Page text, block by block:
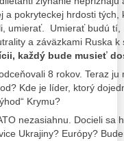
a pokryteckej hrdosti
umierať. Umierať budú
a záväzkami Ruska
každý bude musieť
8 rokov. Teraz
Kde je líder, ktorý
Krymu?
nezasiahnu. Docieli sa
Ukrajiny? Európy?